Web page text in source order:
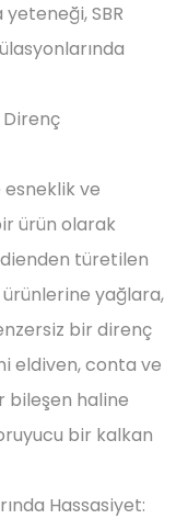
SBR
Direnç
ve
ürün olarak
türetilen
yağlara,
bir direnç
eldiven, conta ve
bileşen haline
bir kalkan
Hassasiyet: